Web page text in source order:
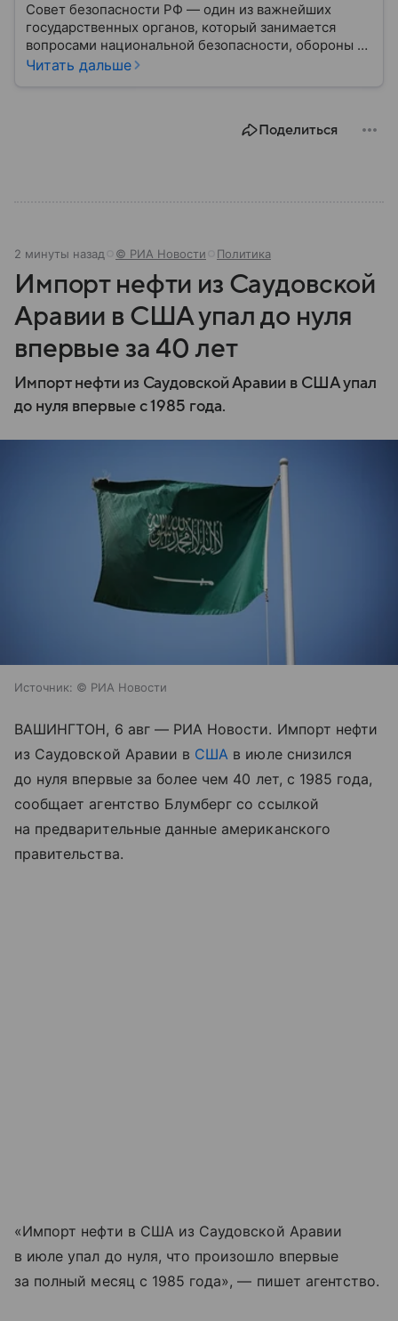
Совет безопасности РФ — один из важнейших
государственных органов, который занимается
вопросами национальной безопасности, обороны и
стратегического планирования. В этом материале
Читать дальше
Поделиться
2 минуты назад © РИА Новости Политика
Импорт нефти из Саудовской
Аравии в США упал до нуля
впервые за 40 лет
Импорт нефти из Саудовской Аравии в США упал
до нуля впервые с 1985 года.
Источник: © РИА Новости
ВАШИНГТОН, 6 авг — РИА Новости. Импорт нефти
из Саудовской Аравии в США в июле снизился
до нуля впервые за более чем 40 лет, с 1985 года,
сообщает агентство Блумберг со ссылкой
на предварительные данные американского
правительства.
«Импорт нефти в США из Саудовской Аравии
в июле упал до нуля, что произошло впервые
за полный месяц с 1985 года», — пишет агентство.